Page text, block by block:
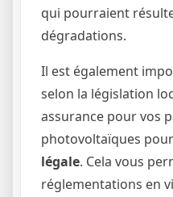
qui pourraient
dégradations.
Il est également
selon la législation
assurance pour vos
photovoltaïques
légale. Cela vous
réglementations en